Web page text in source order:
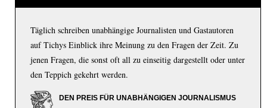
Täglich schreiben unabhängige Journalisten und Gastautoren
auf Tichys Einblick ihre Meinung zu den Fragen der Zeit. Zu
jenen Fragen, die sonst oft all zu einseitig dargestellt oder unter
den Teppich gekehrt werden.
DEN PREIS FÜR UNABHÄNGIGEN JOURNALISMUS